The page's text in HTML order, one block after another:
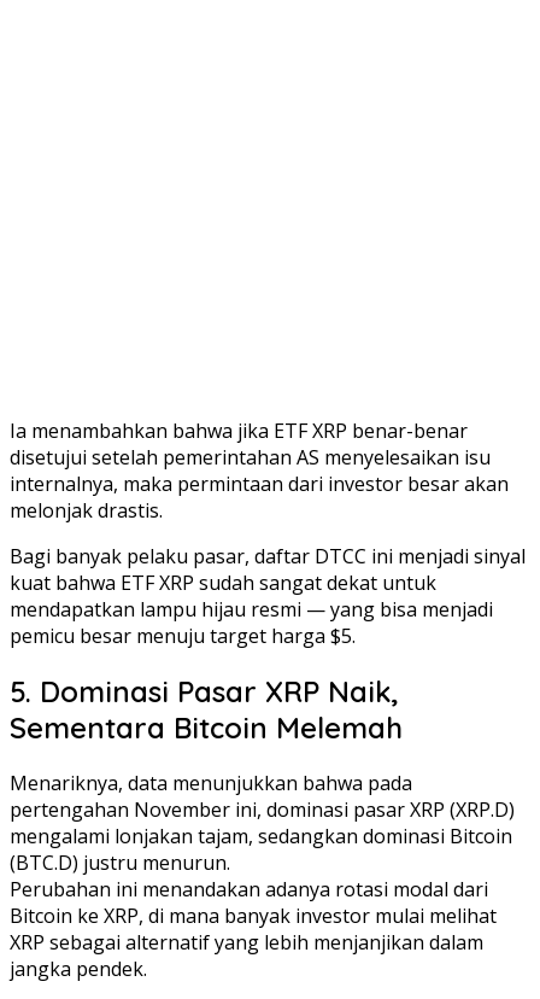
Ia menambahkan bahwa jika ETF XRP benar-benar
disetujui setelah pemerintahan AS menyelesaikan isu
internalnya, maka permintaan dari investor besar akan
melonjak drastis.
Bagi banyak pelaku pasar, daftar DTCC ini menjadi sinyal
kuat bahwa ETF XRP sudah sangat dekat untuk
mendapatkan lampu hijau resmi — yang bisa menjadi
pemicu besar menuju target harga $5.
5. Dominasi Pasar XRP Naik,
Sementara Bitcoin Melemah
Menariknya, data menunjukkan bahwa pada
pertengahan November ini, dominasi pasar XRP (XRP.D)
mengalami lonjakan tajam, sedangkan dominasi Bitcoin
(BTC.D) justru menurun.
Perubahan ini menandakan adanya rotasi modal dari
Bitcoin ke XRP, di mana banyak investor mulai melihat
XRP sebagai alternatif yang lebih menjanjikan dalam
jangka pendek.